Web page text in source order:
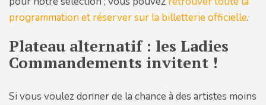
programmation et réserver sur la billetterie officielle.
Plateau alternatif : les Ladies
Commandements invitent !
Si vous voulez donner de la chance à des artistes moins